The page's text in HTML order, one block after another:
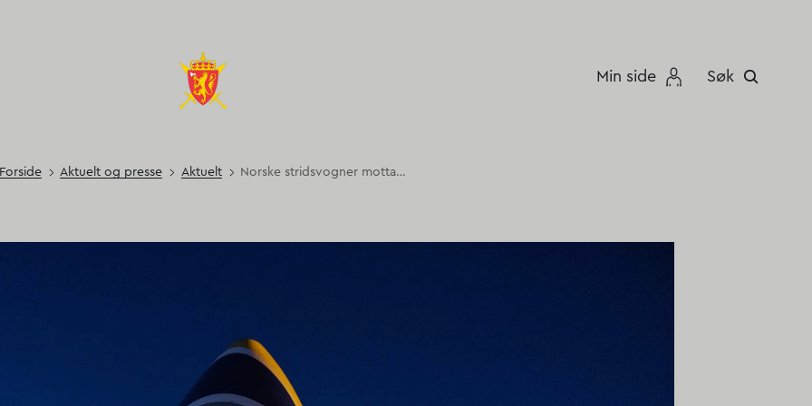
Min side Søk
Aktuelt og presse Aktuelt Norske stridsvogner mottatt av Ukraina